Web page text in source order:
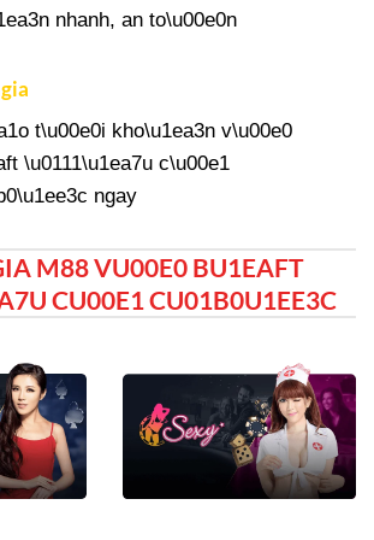
nhanh, an to\u00e0n
t\u00e0i kho\u1ea3n v\u00e0
\u0111\u1ea7u c\u00e1
ngay
M88 VU00E0 BU1EAFT
CU00E1 CU01B0U1EE3C